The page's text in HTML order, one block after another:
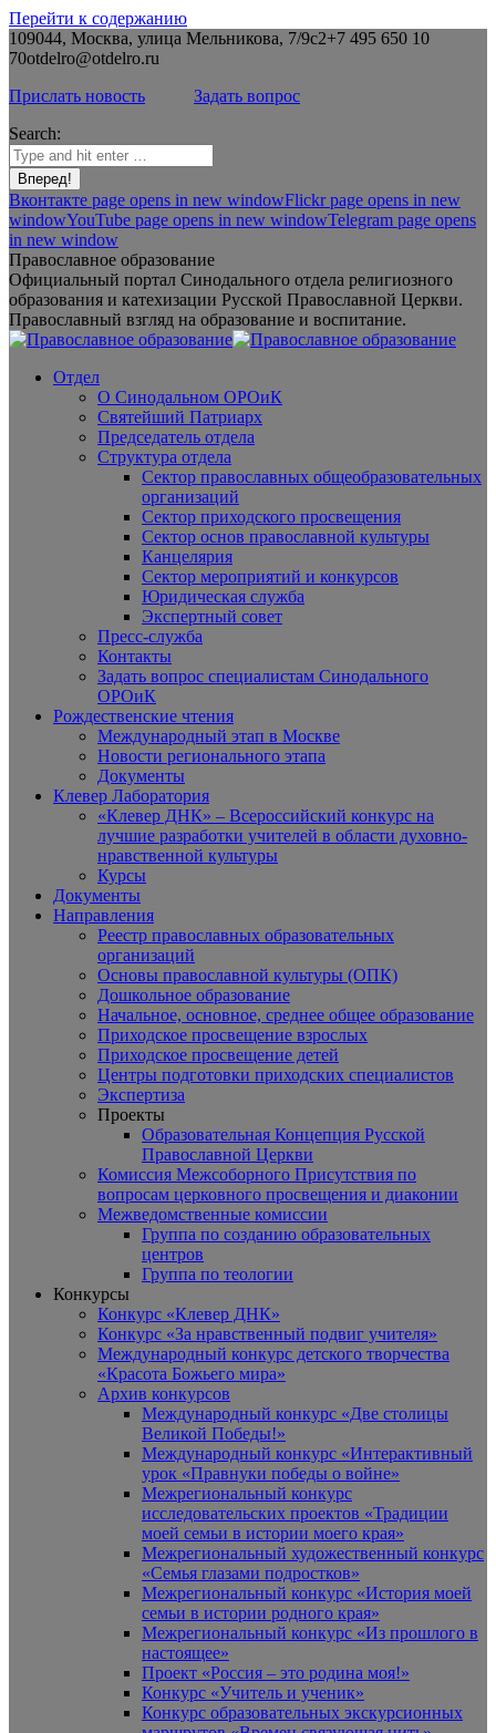
Перейти к содержанию
109044, Москва, улица Мельникова, 7/9с2+7 495 650 10
70otdelro@otdelro.ru
Прислать новость
Задать вопрос
Search:
Вконтакте page opens in new windowFlickr page opens in new
windowYouTube page opens in new windowTelegram page opens
in new window
Православное образование
Официальный портал Синодального отдела религиозного
образования и катехизации Русской Православной Церкви.
Православный взгляд на образование и воспитание.
Отдел
О Синодальном ОРОиК
Святейший Патриарх
Председатель отдела
Структура отдела
Сектор православных общеобразовательных
организаций
Сектор приходского просвещения
Сектор основ православной культуры
Канцелярия
Сектор мероприятий и конкурсов
Юридическая служба
Экспертный совет
Пресс-служба
Контакты
Задать вопрос специалистам Синодального
ОРОиК
Рождественские чтения
Международный этап в Москве
Новости регионального этапа
Документы
Клевер Лаборатория
«Клевер ДНК» – Всероссийский конкурс на
лучшие разработки учителей в области духовно-
нравственной культуры
Курсы
Документы
Направления
Реестр православных образовательных
организаций
Основы православной культуры (ОПК)
Дошкольное образование
Начальное, основное, среднее общее образование
Приходское просвещение взрослых
Приходское просвещение детей
Центры подготовки приходских специалистов
Экспертиза
Проекты
Образовательная Концепция Русской
Православной Церкви
Комиссия Межсоборного Присутствия по
вопросам церковного просвещения и диаконии
Межведомственные комиссии
Группа по созданию образовательных
центров
Группа по теологии
Конкурсы
Конкурс «Клевер ДНК»
Конкурс «За нравственный подвиг учителя»
Международный конкурс детского творчества
«Красота Божьего мира»
Архив конкурсов
Международный конкурс «Две столицы
Великой Победы!»
Международный конкурс «Интерактивный
урок «Правнуки победы о войне»
Межрегиональный конкурс
исследовательских проектов «Традиции
моей семьи в истории моего края»
Межрегиональный художественный конкурс
«Семья глазами подростков»
Межрегиональный конкурс «История моей
семьи в истории родного края»
Межрегиональный конкурс «Из прошлого в
настоящее»
Проект «Россия – это родина моя!»
Конкурс «Учитель и ученик»
Конкурс образовательных экскурсионных